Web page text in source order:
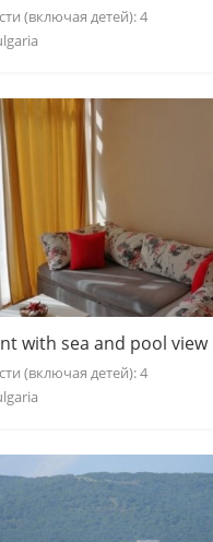
(включая детей): 4
with sea and pool view
(включая детей): 4